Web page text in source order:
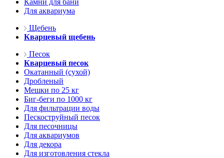
Камни для бани
Для аквариума
Щебень
Кварцевый щебень
Песок
Кварцевый песок
Окатанный (сухой)
Дробленый
Мешки по 25 кг
Биг-беги по 1000 кг
Для фильтрации воды
Пескоструйный песок
Для песочницы
Для аквариумов
Для декора
Для изготовления стекла